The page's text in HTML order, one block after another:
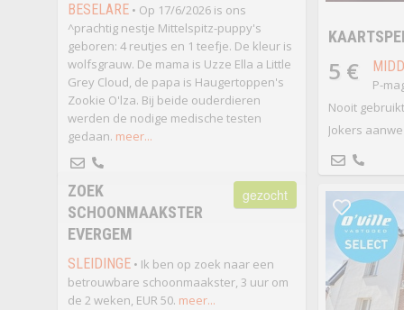
BESELARE• Op 17/6/2026 is ons
^prachtig nestje Mittelspitz-puppy's
geboren: 4 reutjes en 1 teefje. De kleur is
wolfsgrauw. De mama is Uzze Ella a Little
Grey Cloud, de papa is Haugertoppen's
Zookie O'lza. Bij beide ouderdieren
werden de nodige medische testen
gedaan. meer...
5 €
P-
Nooit
Jokers
gezocht
ZOEK
SCHOONMAAKSTER
EVERGEM
SLEIDINGE• Ik ben op zoek naar een
betrouwbare schoonmaakster, 3 uur om
de 2 weken, EUR 50. meer...